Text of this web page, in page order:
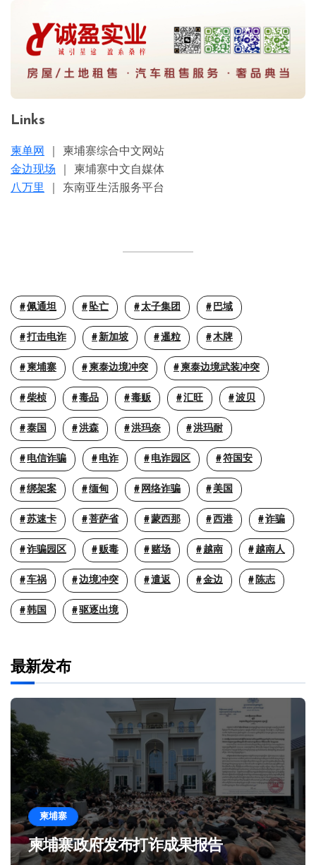
Links
柬单网
｜ 柬埔寨综合中文网站
金边现场 ｜ 柬埔寨中文自媒体
八万里
｜ 东南亚生活服务平台
佩通坦 坠亡 太子集团 巴域
打击电诈 新加坡 暹粒 木牌
柬埔寨 柬泰边境冲突 柬泰边境武装冲突
柴桢 毒品 毒贩 汇旺 波贝
泰国 洪森 洪玛奈 洪玛耐
电信诈骗 电诈 电诈园区 符国安
绑架案 缅甸 网络诈骗 美国
苏速卡 菩萨省 蒙西那 西港 诈骗
诈骗园区 贩毒 赌场 越南 越南人
车祸 边境冲突 遣返 金边 陈志
韩国 驱逐出境
最新发布
柬埔寨
柬埔寨政府发布打诈成果报告